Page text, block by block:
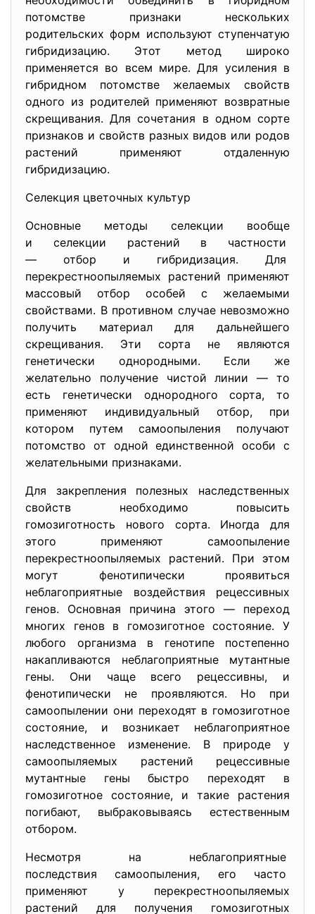
потомстве признаки нескольких
родительских форм используют ступенчатую
гибридизацию. Этот метод широко
применяется во всем мире. Для усиления в
гибридном потомстве желаемых свойств
одного из родителей применяют возвратные
скрещивания. Для сочетания в одном сорте
признаков и свойств разных видов или родов
растений применяют отдаленную
гибридизацию.
Селекция цветочных культур
Основные методы селекции вообще
и селекции растений в частности
— отбор и гибридизация. Для
перекрестноопыляемых растений применяют
массовый отбор особей с желаемыми
свойствами. В противном случае невозможно
получить материал для дальнейшего
скрещивания. Эти сорта не являются
генетически однородными. Если же
желательно получение чистой линии — то
есть генетически однородного сорта, то
применяют индивидуальный отбор, при
котором путем самоопыления получают
потомство от одной единственной особи с
желательными признаками.
Для закрепления полезных наследственных
свойств необходимо повысить
гомозиготность нового сорта. Иногда для
этого применяют самоопыление
перекрестноопыляемых растений. При этом
могут фенотипически проявиться
неблагоприятные воздействия рецессивных
генов. Основная причина этого — переход
многих генов в гомозиготное состояние. У
любого организма в генотипе постепенно
накапливаются неблагоприятные мутантные
гены. Они чаще всего рецессивны, и
фенотипически не проявляются. Но при
самоопылении они переходят в гомозиготное
состояние, и возникает неблагоприятное
наследственное изменение. В природе у
самоопыляемых растений рецессивные
мутантные гены быстро переходят в
гомозиготное состояние, и такие растения
погибают, выбраковываясь естественным
отбором.
Несмотря на неблагоприятные
последствия самоопыления, его часто
применяют у перекрестноопыляемых
растений для получения гомозиготных